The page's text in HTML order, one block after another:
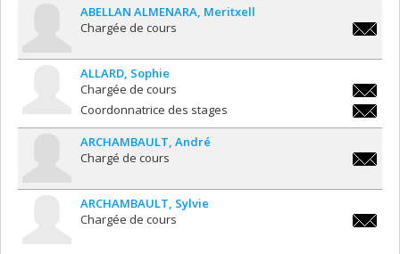
ABELLAN ALMENARA Meritxell
Chargée de cours
ALLARD Sophie
Chargée de cours
Coordonnatrice des stages
ARCHAMBAULT André
Chargé de cours
ARCHAMBAULT Sylvie
Chargée de cours